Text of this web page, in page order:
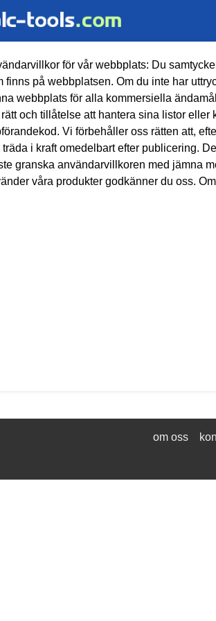
för vår webbplats: Du
finns på webbplatsen. Om du inte har
webbplats för alla kommersiella
rätt och tillåtelse att hantera sina listor
Vi förbehåller oss rätten att,
träda i kraft omedelbart efter publicering.
granska användarvillkoren med jämna
våra produkter godkänner du oss.
om oss